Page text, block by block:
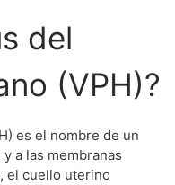
del
(VPH)?
es el nombre de un
a las membranas
el cuello uterino